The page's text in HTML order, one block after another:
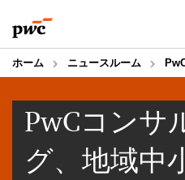
to
content
to
footer
ホーム ニュースルーム
PwCコンサ
グ、地域中